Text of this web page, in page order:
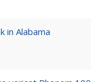
in Alabama